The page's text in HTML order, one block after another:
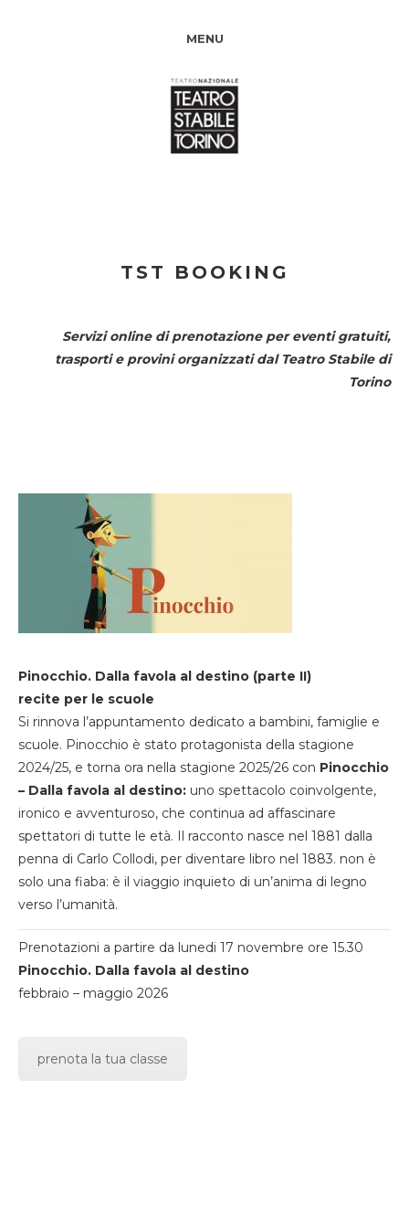
MENU
TST BOOKING
Servizi online di prenotazione per eventi gratuiti,
trasporti e provini organizzati dal Teatro Stabile di
Torino
Pinocchio. Dalla favola al destino (parte II)
recite per le scuole
Si rinnova l’appuntamento dedicato a bambini, famiglie e
scuole. Pinocchio è stato protagonista della stagione
2024/25, e torna ora nella stagione 2025/26 con Pinocchio
– Dalla favola al destino: uno spettacolo coinvolgente,
ironico e avventuroso, che continua ad affascinare
spettatori di tutte le età. Il racconto nasce nel 1881 dalla
penna di Carlo Collodi, per diventare libro nel 1883. non è
solo una fiaba: è il viaggio inquieto di un’anima di legno
verso l’umanità.
Prenotazioni a partire da lunedi 17 novembre ore 15.30
Pinocchio. Dalla favola al destino
febbraio – maggio 2026
prenota la tua classe